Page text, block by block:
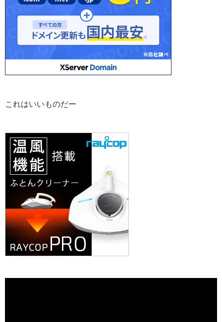
これはいいものだー